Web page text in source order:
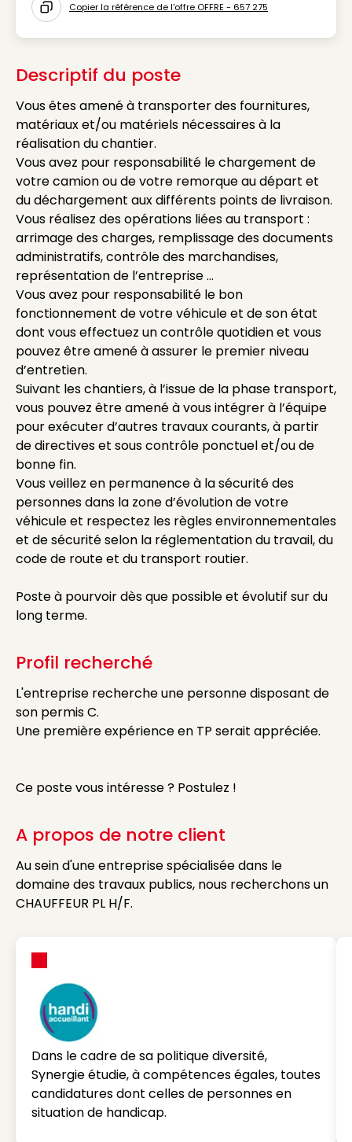
Icon copy to clipboard
Copier la référence de l'offre OFFRE - 657 275
Descriptif du poste
Vous êtes amené à transporter des fournitures,
matériaux et/ou matériels nécessaires à la
réalisation du chantier.
Vous avez pour responsabilité le chargement de
votre camion ou de votre remorque au départ et
du déchargement aux différents points de livraison.
Vous réalisez des opérations liées au transport :
arrimage des charges, remplissage des documents
administratifs, contrôle des marchandises,
représentation de l’entreprise …
Vous avez pour responsabilité le bon
fonctionnement de votre véhicule et de son état
dont vous effectuez un contrôle quotidien et vous
pouvez être amené à assurer le premier niveau
d’entretien.
Suivant les chantiers, à l’issue de la phase transport,
vous pouvez être amené à vous intégrer à l’équipe
pour exécuter d’autres travaux courants, à partir
de directives et sous contrôle ponctuel et/ou de
bonne fin.
Vous veillez en permanence à la sécurité des
personnes dans la zone d’évolution de votre
véhicule et respectez les règles environnementales
et de sécurité selon la réglementation du travail, du
code de route et du transport routier.
Poste à pourvoir dès que possible et évolutif sur du
long terme.
Profil recherché
L'entreprise recherche une personne disposant de
son permis C.
Une première expérience en TP serait appréciée.
Ce poste vous intéresse ? Postulez !
A propos de notre client
Au sein d'une entreprise spécialisée dans le
domaine des travaux publics, nous recherchons un
CHAUFFEUR PL H/F.
Dans le cadre de sa politique diversité,
Synergie étudie, à compétences égales, toutes
candidatures dont celles de personnes en
situation de handicap.